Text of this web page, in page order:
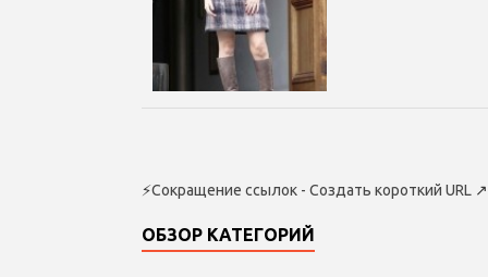
⚡Сокращение ссылок - Создать короткий URL ↗
ОБЗОР КАТЕГОРИЙ